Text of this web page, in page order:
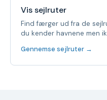
Vis sejlruter
Find færger ud fra de
du kender havnene men
Gennemse sejlruter →